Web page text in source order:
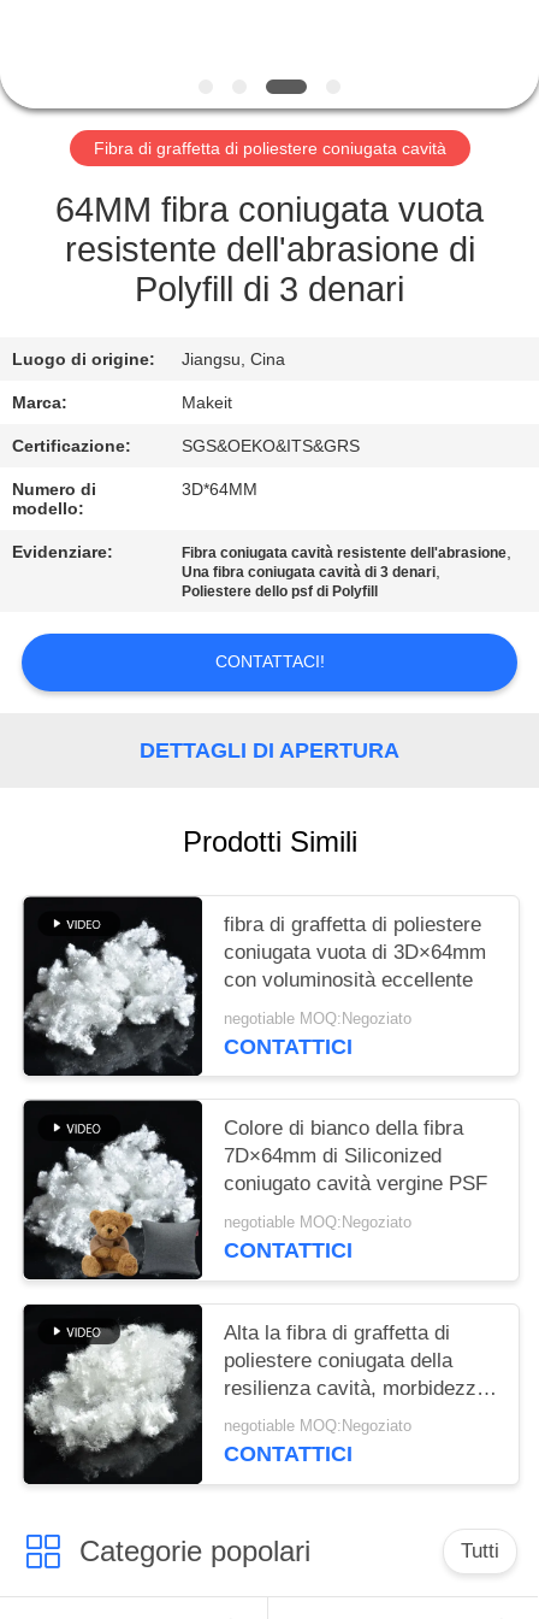
QUALITÀ
CONTATTICI
NOTIZIA
RICHIEDA
UNA
MAPPA
SITO
PRIVACY
Fibra di graffetta di poliestere coniugata cavità
64MM fibra coniugata vuota
resistente dell'abrasione di
Polyfill di 3 denari
Luogo di origine: Jiangsu, Cina
Marca: Makeit
Certificazione: SGS&OEKO&ITS&GRS
Numero di
modello:
3D*64MM
Evidenziare: Fibra coniugata cavità resistente dell'abrasione,
Una fibra coniugata cavità di 3 denari,
Poliestere dello psf di Polyfill
CONTATTACI!
DETTAGLI DI APERTURA
Prodotti Simili
fibra di graffetta di poliestere
coniugata vuota di 3D×64mm
con voluminosità eccellente
negotiable MOQ:Negoziato
CONTATTICI
Colore di bianco della fibra
7D×64mm di Siliconized
coniugato cavità vergine PSF
negotiable MOQ:Negoziato
CONTATTICI
Alta la fibra di graffetta di
poliestere coniugata della
resilienza cavità, morbidezza
ha riciclato PSF
negotiable MOQ:Negoziato
CONTATTICI
Categorie popolari Tutti